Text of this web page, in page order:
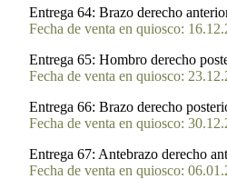
Entrega 64: Brazo derecho
Fecha de venta en quiosco:
Entrega 65: Hombro derecho
Fecha de venta en quiosco:
Entrega 66: Brazo derecho
Fecha de venta en quiosco:
Entrega 67: Antebrazo derecho
Fecha de venta en quiosco: